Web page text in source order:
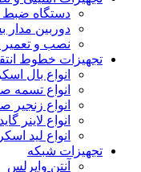
دستگاه ضبط
دوربین مدار
نصب و تعمیر
تجهیزات خطوط
انواع بال
انواع تسمه
انواع زنجیر
انواع لاینر گاید
انواع لید
تجهیزات شبکه
آنتن وایرلس